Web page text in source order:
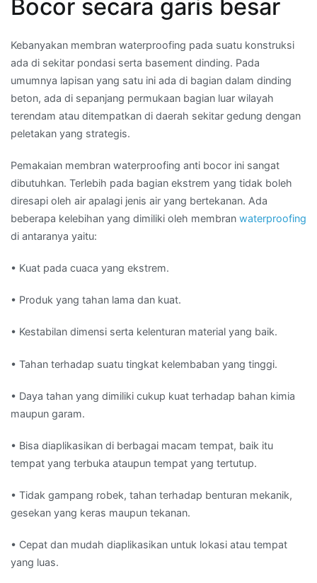
Bocor secara garis besar
Kebanyakan membran waterproofing pada suatu konstruksi
ada di sekitar pondasi serta basement dinding. Pada
umumnya lapisan yang satu ini ada di bagian dalam dinding
beton, ada di sepanjang permukaan bagian luar wilayah
terendam atau ditempatkan di daerah sekitar gedung dengan
peletakan yang strategis.
Pemakaian membran waterproofing anti bocor ini sangat
dibutuhkan. Terlebih pada bagian ekstrem yang tidak boleh
diresapi oleh air apalagi jenis air yang bertekanan. Ada
beberapa kelebihan yang dimiliki oleh membran waterproofing
di antaranya yaitu:
• Kuat pada cuaca yang ekstrem.
• Produk yang tahan lama dan kuat.
• Kestabilan dimensi serta kelenturan material yang baik.
• Tahan terhadap suatu tingkat kelembaban yang tinggi.
• Daya tahan yang dimiliki cukup kuat terhadap bahan kimia
maupun garam.
• Bisa diaplikasikan di berbagai macam tempat, baik itu
tempat yang terbuka ataupun tempat yang tertutup.
• Tidak gampang robek, tahan terhadap benturan mekanik,
gesekan yang keras maupun tekanan.
• Cepat dan mudah diaplikasikan untuk lokasi atau tempat
yang luas.